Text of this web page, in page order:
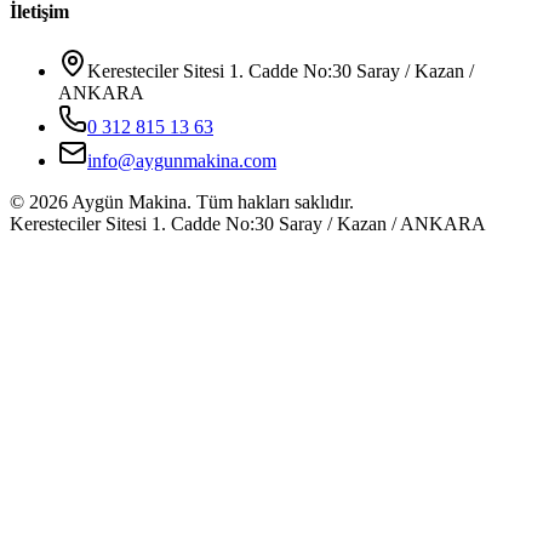
İletişim
Keresteciler Sitesi 1. Cadde No:30 Saray / Kazan /
ANKARA
0 312 815 13 63
info@aygunmakina.com
© 2026Aygün Makina. Tüm hakları saklıdır.
Keresteciler Sitesi 1. Cadde No:30 Saray / Kazan / ANKARA